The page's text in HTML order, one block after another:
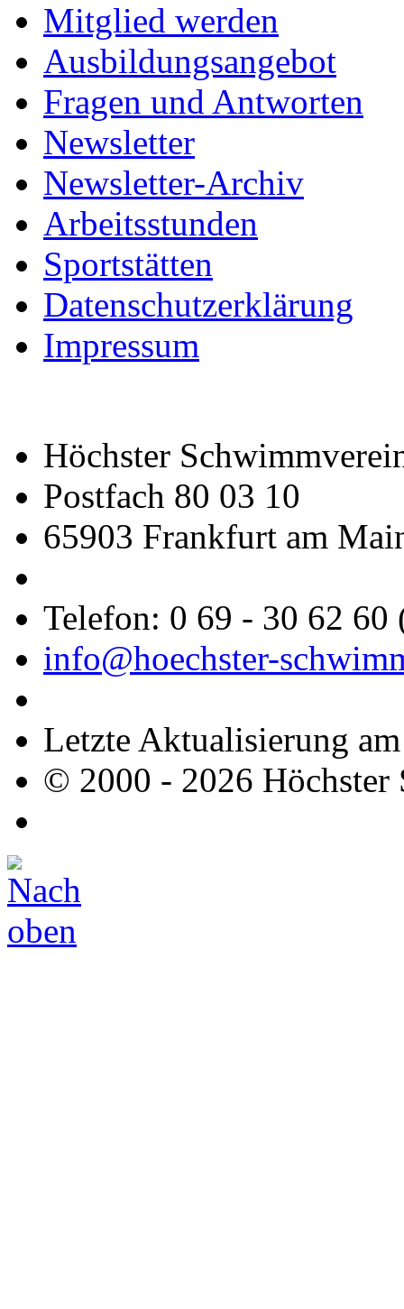
Mitglied werden
Ausbildungsangebot
Fragen und Antworten
Newsletter
Newsletter-Archiv
Arbeitsstunden
Sportstätten
Datenschutzerklärung
Impressum
Höchster
Postfach 80 03 10
65903 Frankfurt am
Telefon: 0 69 - 30 62 60
info@hoechster-
Letzte Aktualisierung
© 2000 - 2026 Höchster